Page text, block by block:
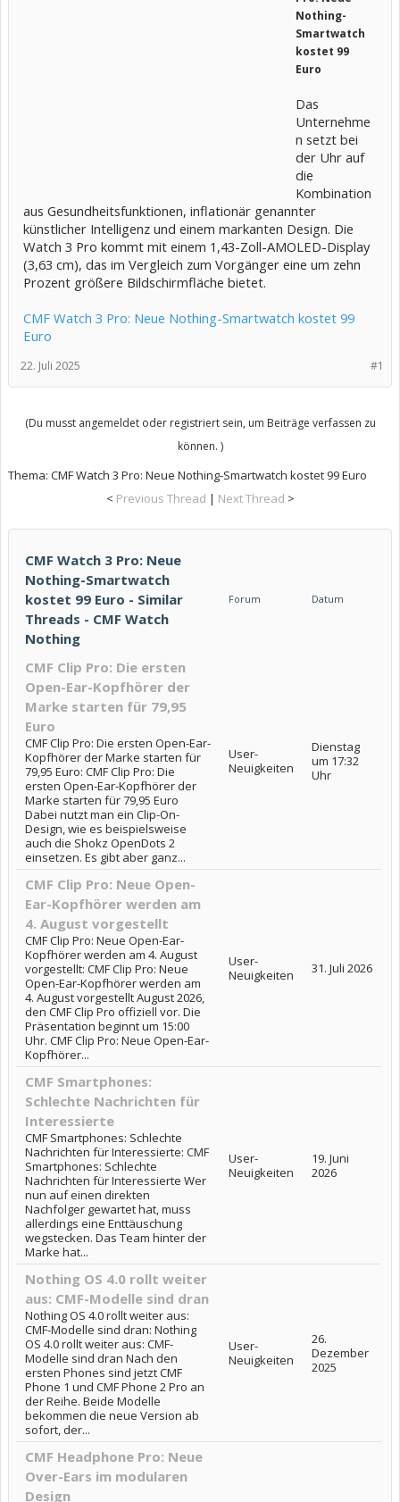
Nothing-
Smartwatch
kostet 99
Euro
Das
Unternehme
n setzt bei
der Uhr auf
die
Kombination
aus Gesundheitsfunktionen, inflationär genannter
künstlicher Intelligenz und einem markanten Design. Die
Watch 3 Pro kommt mit einem 1,43-Zoll-AMOLED-Display
(3,63 cm), das im Vergleich zum Vorgänger eine um zehn
Prozent größere Bildschirmfläche bietet.
CMF Watch 3 Pro: Neue Nothing-Smartwatch kostet 99
Euro
#1
22. Juli 2025
(Du musst angemeldet oder registriert sein, um Beiträge verfassen zu
können. )
Thema: CMF Watch 3 Pro: Neue Nothing-Smartwatch kostet 99 Euro
< Previous Thread | Next Thread >
CMF Watch 3 Pro: Neue
Nothing-Smartwatch
kostet 99 Euro - Similar
Threads - CMF Watch
Nothing
Forum Datum
CMF Clip Pro: Die ersten
Open-Ear-Kopfhörer der
Marke starten für 79,95
Euro
CMF Clip Pro: Die ersten Open-Ear-
Kopfhörer der Marke starten für
79,95 Euro: CMF Clip Pro: Die
ersten Open-Ear-Kopfhörer der
Marke starten für 79,95 Euro
Dabei nutzt man ein Clip-On-
Design, wie es beispielsweise
auch die Shokz OpenDots 2
einsetzen. Es gibt aber ganz...
User-
Neuigkeiten
Dienstag
um 17:32
Uhr
CMF Clip Pro: Neue Open-
Ear-Kopfhörer werden am
4. August vorgestellt
CMF Clip Pro: Neue Open-Ear-
Kopfhörer werden am 4. August
vorgestellt: CMF Clip Pro: Neue
Open-Ear-Kopfhörer werden am
4. August vorgestellt August 2026,
den CMF Clip Pro offiziell vor. Die
Präsentation beginnt um 15:00
Uhr. CMF Clip Pro: Neue Open-Ear-
Kopfhörer...
User-
Neuigkeiten
31. Juli 2026
CMF Smartphones:
Schlechte Nachrichten für
Interessierte
CMF Smartphones: Schlechte
Nachrichten für Interessierte: CMF
Smartphones: Schlechte
Nachrichten für Interessierte Wer
nun auf einen direkten
Nachfolger gewartet hat, muss
allerdings eine Enttäuschung
wegstecken. Das Team hinter der
Marke hat...
User-
Neuigkeiten
19. Juni
2026
Nothing OS 4.0 rollt weiter
aus: CMF-Modelle sind dran
Nothing OS 4.0 rollt weiter aus:
CMF-Modelle sind dran: Nothing
OS 4.0 rollt weiter aus: CMF-
Modelle sind dran Nach den
ersten Phones sind jetzt CMF
Phone 1 und CMF Phone 2 Pro an
der Reihe. Beide Modelle
bekommen die neue Version ab
sofort, der...
User-
Neuigkeiten
26.
Dezember
2025
CMF Headphone Pro: Neue
Over-Ears im modularen
Design